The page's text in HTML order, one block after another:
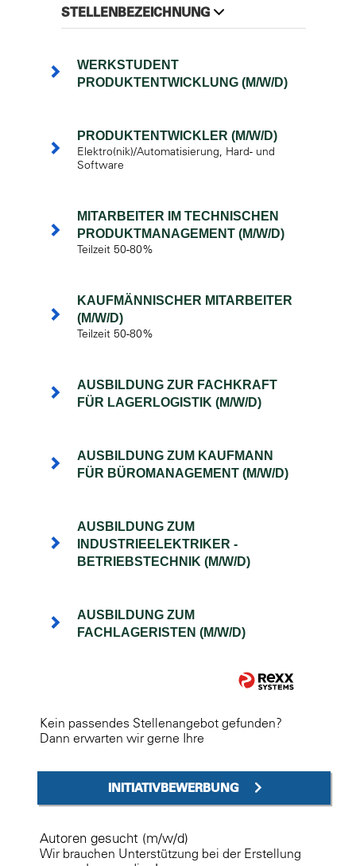
STELLENBEZEICHNUNG
WERKSTUDENT
PRODUKTENTWICKLUNG (M/W/D)
PRODUKTENTWICKLER (M/W/D)
Elektro(nik)/Automatisierung, Hard- und
Software
MITARBEITER IM TECHNISCHEN
PRODUKTMANAGEMENT (M/W/D)
Teilzeit 50-80%
KAUFMÄNNISCHER MITARBEITER
(M/W/D)
Teilzeit 50-80%
AUSBILDUNG ZUR FACHKRAFT
FÜR LAGERLOGISTIK (M/W/D)
AUSBILDUNG ZUM KAUFMANN
FÜR BÜROMANAGEMENT (M/W/D)
AUSBILDUNG ZUM
INDUSTRIEELEKTRIKER -
BETRIEBSTECHNIK (M/W/D)
AUSBILDUNG ZUM
FACHLAGERISTEN (M/W/D)
Kein passendes Stellenangebot gefunden?
Dann erwarten wir gerne Ihre
INITIATIVBEWERBUNG
Autoren gesucht (m/w/d)
Wir brauchen Unterstützung bei der Erstellung